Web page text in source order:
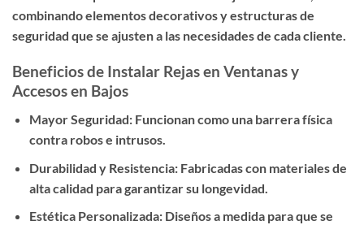
combinando elementos decorativos y estructuras de
seguridad que se ajusten a las necesidades de cada cliente.
Beneficios de Instalar Rejas en Ventanas y
Accesos en Bajos
Mayor Seguridad:Funcionan como una barrera física
contra robos e intrusos.
Durabilidad y Resistencia:Fabricadas con materiales de
alta calidad para garantizar su longevidad.
Estética Personalizada:Diseños a medida para que se